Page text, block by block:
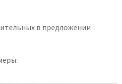
в предложении